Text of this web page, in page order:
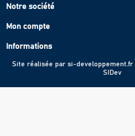
Notre société
Mon compte
Informations
Site réalisée par si-developpement.fr
SIDev